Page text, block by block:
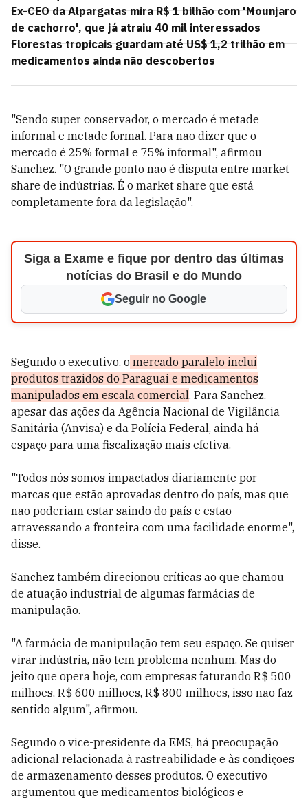
Ex-CEO da Alpargatas mira R$ 1 bilhão com 'Mounjaro
de cachorro', que já atraiu 40 mil interessados
Florestas tropicais guardam até US$ 1,2 trilhão em
medicamentos ainda não descobertos
"Sendo super conservador, o mercado é metade
informal e metade formal. Para não dizer que o
mercado é 25% formal e 75% informal", afirmou
Sanchez. "O grande ponto não é disputa entre market
share de indústrias. É o market share que está
completamente fora da legislação".
Siga a Exame e fique por dentro das últimas
notícias do Brasil e do Mundo
Seguir no Google
Segundo o executivo, o mercado paralelo inclui
produtos trazidos do Paraguai e medicamentos
manipulados em escala comercial. Para Sanchez,
apesar das ações da Agência Nacional de Vigilância
Sanitária (Anvisa) e da Polícia Federal, ainda há
espaço para uma fiscalização mais efetiva.
"Todos nós somos impactados diariamente por
marcas que estão aprovadas dentro do país, mas que
não poderiam estar saindo do país e estão
atravessando a fronteira com uma facilidade enorme",
disse.
Sanchez também direcionou críticas ao que chamou
de atuação industrial de algumas farmácias de
manipulação.
"A farmácia de manipulação tem seu espaço. Se quiser
virar indústria, não tem problema nenhum. Mas do
jeito que opera hoje, com empresas faturando R$ 500
milhões, R$ 600 milhões, R$ 800 milhões, isso não faz
sentido algum", afirmou.
Segundo o vice-presidente da EMS, há preocupação
adicional relacionada à rastreabilidade e às condições
de armazenamento desses produtos. O executivo
argumentou que medicamentos biológicos e